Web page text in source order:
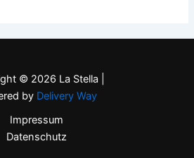
© 2026 La Stella |
by Delivery Way
Impressum
Datenschutz